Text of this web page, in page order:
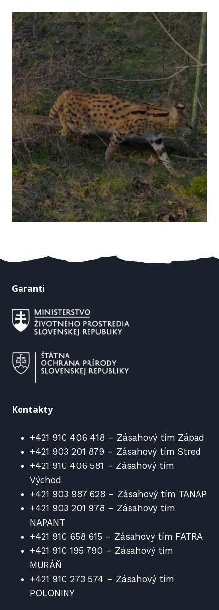
Garanti
Kontakty
+421 910 406 418 – Zásahový tím Západ
+421 903 201 879 – Zásahový tím Stred
+421 910 406 581 – Zásahový tím
Východ
+421 903 987 628 – Zásahový tím TANAP
+421 903 201 978 – Zásahový tím
NAPANT
+421 910 658 615 – Zásahový tím FATRA
+421 910 195 790 – Zásahový tím
MURÁŇ
+421 910 273 574 – Zásahový tím
POLONINY